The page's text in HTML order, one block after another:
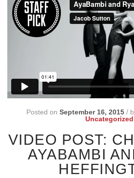
Posted on September 16, 2015 /
Uncategorized
VIDEO POST:
AYABAMBI